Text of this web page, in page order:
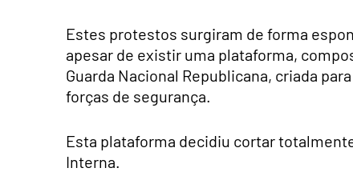
Estes protestos surgiram de forma
apesar de existir uma plataforma,
Guarda Nacional Republicana, criada
forças de segurança.
Esta plataforma decidiu cortar
Interna.